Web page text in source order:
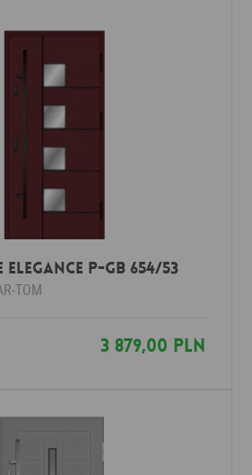
P-GB 654/53
TOM
3 879,00 PLN